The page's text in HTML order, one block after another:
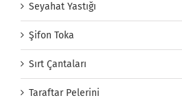
Seyahat Yastığı
Şifon Toka
Sırt Çantaları
Taraftar Pelerini